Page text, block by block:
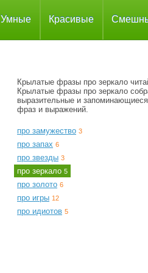
Умные Красивые
Крылатые фразы про зеркало
Крылатые фразы про зеркало
выразительные и
фраз и выражений.
про замужество 3
про запах 6
про звезды 3
про зеркало 5
про золото 6
про игры 12
про идиотов 5